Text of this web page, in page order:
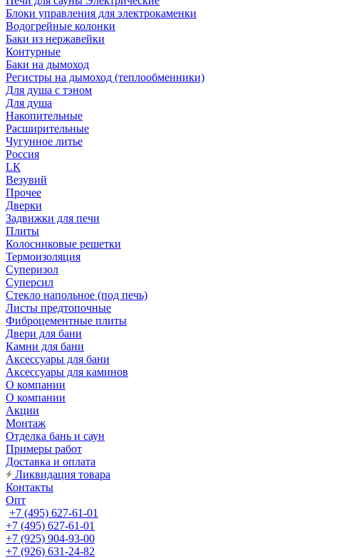
Блоки управления для электрокаменки
Водогрейные колонки
Баки из нержавейки
Контурные
Баки на дымоход
Регистры на дымоход (теплообменники)
Для душа с тэном
Для душа
Накопительные
Расширительные
Чугунное литье
Россия
LК
Везувий
Прочее
Дверки
Задвижки для печи
Плиты
Колосниковые решетки
Термоизоляция
Суперизол
Суперсил
Стекло напольное (под печь)
Листы предтопочные
Фиброцементные плиты
Двери для бани
Камни для бани
Аксессуары для бани
Аксессуары для каминов
О компании
О компании
Акции
Монтаж
Отделка бань и саун
Примеры работ
Доставка и оплата
Ликвидация товара
Контакты
Опт
+7 (495) 627-61-01
+7 (495) 627-61-01
+7 (925) 904-93-00
+7 (926) 631-24-82